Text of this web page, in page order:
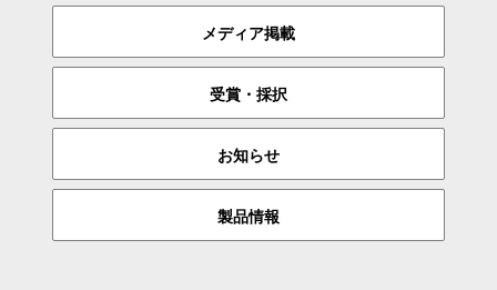
メディア掲載
受賞・採択
お知らせ
製品情報